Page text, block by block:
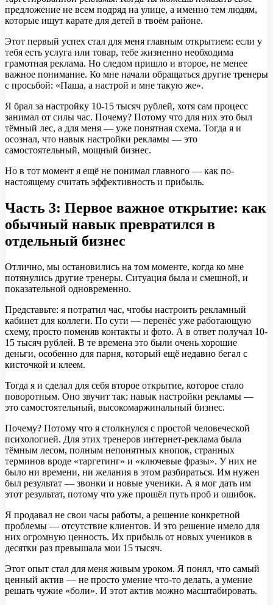
предложение не всем подряд на улице, а именно тем людям,
которые ищут карате для детей в твоём районе.
Этот первый успех стал для меня главным открытием: если у
тебя есть услуга или товар, тебе жизненно необходима
грамотная реклама. Но следом пришло и второе, не менее
важное понимание. Ко мне начали обращаться другие тренеры
с просьбой: «Паша, а настрой и мне такую же».
Я брал за настройку 10-15 тысяч рублей, хотя сам процесс
занимал от силы час. Почему? Потому что для них это был
тёмный лес, а для меня — уже понятная схема. Тогда я и
осознал, что навык настройки рекламы — это
самостоятельный, мощный бизнес.
Но в тот момент я ещё не понимал главного — как по-
настоящему считать эффективность и прибыль.
Часть 3: Первое важное открытие: как
обычный навык превратился в
отдельный бизнес
Отлично, мы остановились на том моменте, когда ко мне
потянулись другие тренеры. Ситуация была и смешной, и
показательной одновременно.
Представьте: я потратил час, чтобы настроить рекламный
кабинет для коллеги. По сути — перенёс уже работающую
схему, просто поменяв контакты и фото. А в ответ получал 10-
15 тысяч рублей. В те времена это были очень хорошие
деньги, особенно для парня, который ещё недавно бегал с
кисточкой и клеем.
Тогда я и сделал для себя второе открытие, которое стало
поворотным. Оно звучит так: навык настройки рекламы —
это самостоятельный, высокомаржинальный бизнес.
Почему? Потому что я столкнулся с простой человеческой
психологией. Для этих тренеров интернет-реклама была
тёмным лесом, полным непонятных кнопок, странных
терминов вроде «таргетинг» и «ключевые фразы». У них не
было ни времени, ни желания в этом разбираться. Им нужен
был результат — звонки и новые ученики. А я мог дать им
этот результат, потому что уже прошёл путь проб и ошибок.
Я продавал не свои часы работы, а решение конкретной
проблемы — отсутствие клиентов. И это решение имело для
них огромную ценность. Их прибыль от новых учеников в
десятки раз превышала мои 15 тысяч.
Этот опыт стал для меня живым уроком. Я понял, что самый
ценный актив — не просто умение что-то делать, а умение
решать чужие «боли». И этот актив можно масштабировать.